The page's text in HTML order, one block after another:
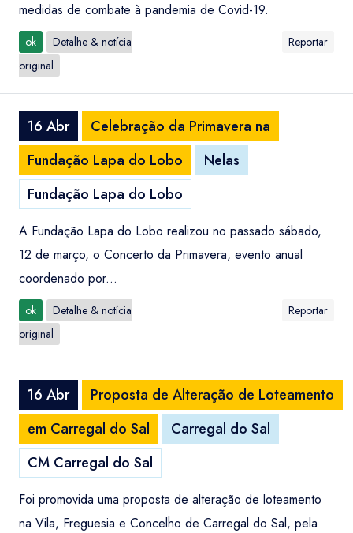
medidas de combate à pandemia de Covid-19.
ok
Detalhe & notícia
original
Reportar
16 Abr
Celebração da Primavera na
Fundação Lapa do Lobo
Nelas
Fundação Lapa do Lobo
A Fundação Lapa do Lobo realizou no passado sábado,
12 de março, o Concerto da Primavera, evento anual
coordenado por...
ok
Detalhe & notícia
original
Reportar
16 Abr
Proposta de Alteração de Loteamento
em Carregal do Sal
Carregal do Sal
CM Carregal do Sal
Foi promovida uma proposta de alteração de loteamento
na Vila, Freguesia e Concelho de Carregal do Sal, pela